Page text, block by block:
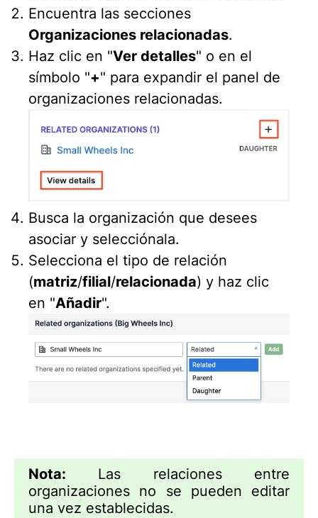
Encuentra las secciones
Organizaciones relacionadas.
Haz clic en "Ver detalles" o en el
símbolo "+" para expandir el panel de
organizaciones relacionadas.
Busca la organización que desees
asociar y selecciónala.
Selecciona el tipo de relación
(matriz/filial/relacionada) y haz clic
en "Añadir".
Nota: Las relaciones entre
organizaciones no se pueden editar
una vez establecidas.